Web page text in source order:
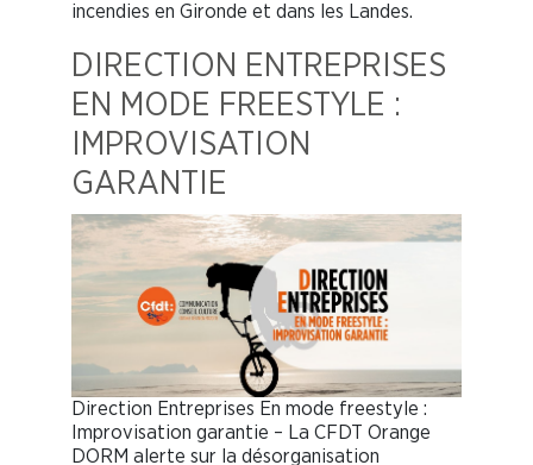
incendies en Gironde et dans les Landes.
DIRECTION ENTREPRISES
EN MODE FREESTYLE :
IMPROVISATION
GARANTIE
Direction Entreprises En mode freestyle :
Improvisation garantie – La CFDT Orange
DORM alerte sur la désorganisation